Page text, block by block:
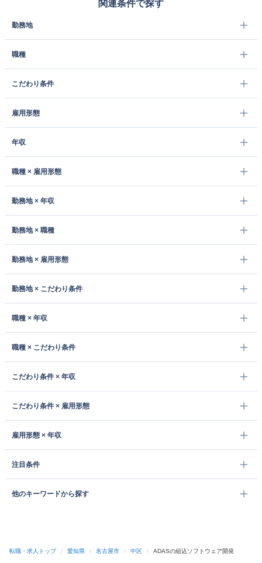
関連条件で探す
勤務地
職種
こだわり条件
雇用形態
年収
職種 × 雇用形態
勤務地 × 年収
勤務地 × 職種
勤務地 × 雇用形態
勤務地 × こだわり条件
職種 × 年収
職種 × こだわり条件
こだわり条件 × 年収
こだわり条件 × 雇用形態
雇用形態 × 年収
注目条件
他のキーワードから探す
転職・求人トップ / 愛知県 / 名古屋市 / 中区 / ADASの組込ソフトウェア開発